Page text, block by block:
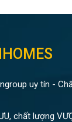
uy tín -
chất lượng